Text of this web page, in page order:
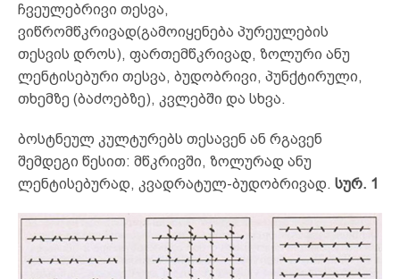
ჩვეულებრივი თესვა,
ვიწრომწკრივად(გამოიყენება პურეულების
თესვის დროს), ფართემწკრივად, ზოლური ანუ
ლენტისებური თესვა, ბუდობრივი, პუნქტირული,
თხემზე (ბაძოებზე), კვლებში და სხვა.
ბოსტნეულ კულტურებს თესავენ ან რგავენ
შემდეგი წესით: მწკრივში, ზოლურად ანუ
ლენტისებურად, კვადრატულ-ბუდობრივად. სურ. 1